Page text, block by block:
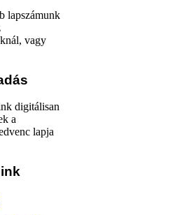
lapszámunk
vagy
digitálisan
a
lapja